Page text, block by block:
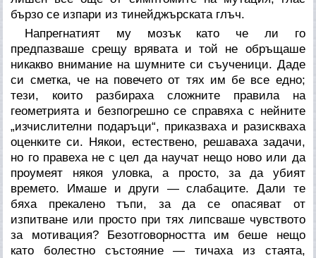
бързо се изпари из тинейджърската глъч.
Напрегнатият му мозък като че ли го
предпазваше срещу врявата и той не обръщаше
никакво внимание на шумните си съученици. Даде
си сметка, че на повечето от тях им бе все едно;
тези, които разбираха сложните правила на
геометрията и безпогрешно се справяха с нейните
„изчислителни подаръци“, приказваха и разискваха
оценките си. Някои, естествено, решаваха задачи,
но го правеха не с цел да научат нещо ново или да
проумеят някоя уловка, а просто, за да убият
времето. Имаше и други — слабаците. Дали те
бяха прекалено тъпи, за да се опасяват от
изпитване или просто при тях липсваше чувството
за мотивация? Безотговорността им беше нещо
като болестно състояние — тичаха из стаята,